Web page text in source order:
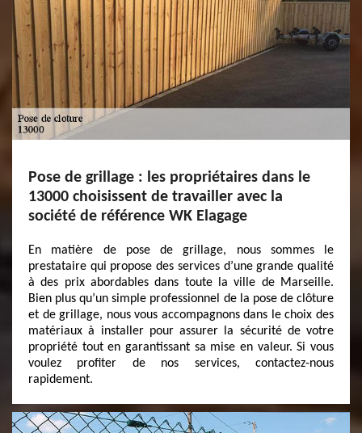
Pose de grillage : les propriétaires dans le
13000 choisissent de travailler avec la
société de référence WK Elagage
En matière de pose de grillage, nous sommes le
prestataire qui propose des services d’une grande qualité
à des prix abordables dans toute la ville de Marseille.
Bien plus qu’un simple professionnel de la pose de clôture
et de grillage, nous vous accompagnons dans le choix des
matériaux à installer pour assurer la sécurité de votre
propriété tout en garantissant sa mise en valeur. Si vous
voulez profiter de nos services, contactez-nous
rapidement.